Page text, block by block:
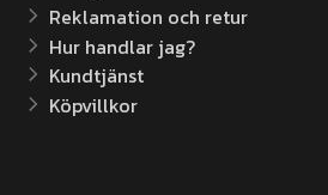
Reklamation och retur
Hur handlar jag?
Kundtjänst
Köpvillkor